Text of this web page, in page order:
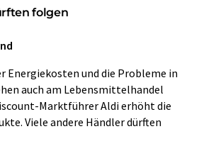
folgen
Energiekosten und die Probleme in
auch am Lebensmittelhandel
Marktführer Aldi erhöht die
Viele andere Händler dürften